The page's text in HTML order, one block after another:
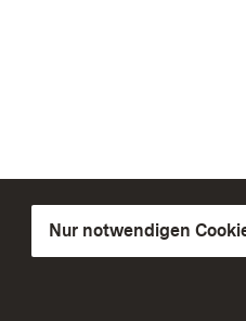
Nur notwendigen